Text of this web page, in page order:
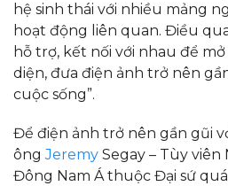
hệ sinh thái với nhiều mảng
hoạt động liên quan. Điều
hỗ trợ, kết nối với nhau để
diện, đưa điện ảnh trở nên
cuộc sống”.
Để điện ảnh trở nên gần gũi
ôngJeremy Segay – Tùy
Đông Nam Á thuộc Đại sứ